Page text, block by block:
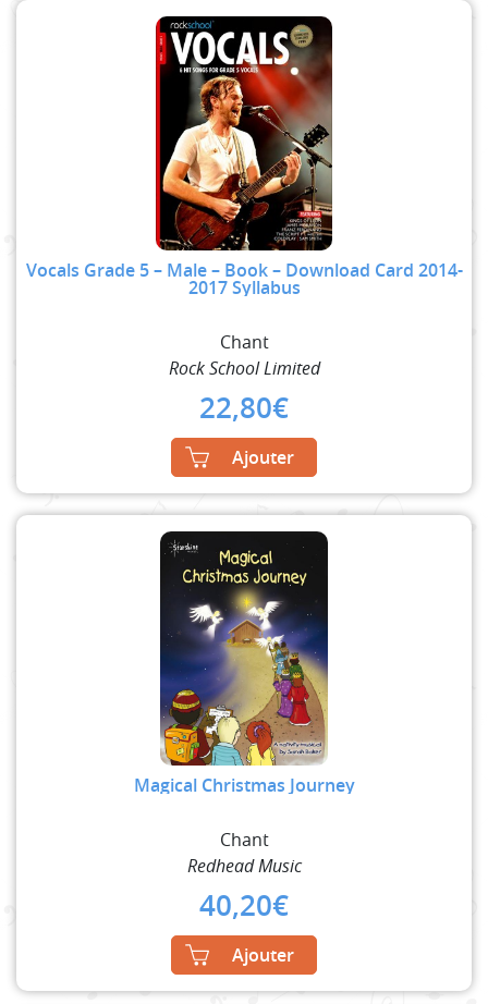
Vocals Grade 5 – Male – Book – Download Card 2014-
2017 Syllabus
Chant
Rock School Limited
22,80€
Ajouter
Magical Christmas Journey
Chant
Redhead Music
40,20€
Ajouter